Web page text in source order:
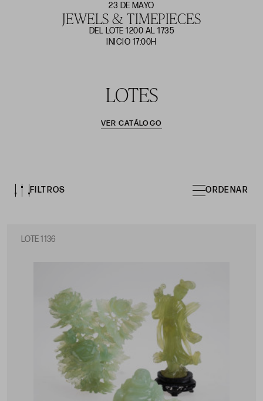
23 DE MAYO
JEWELS & TIMEPIECES
DEL LOTE 1200 AL 1735
INICIO 17:00H
LOTES
VER CATÁLOGO
FILTROS ORDENAR
LOTE 1136